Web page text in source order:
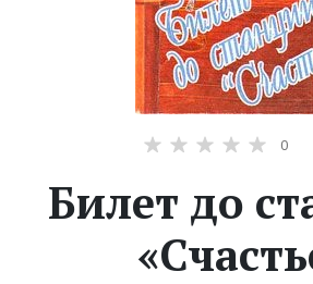
обсуждаемые
Серии
0
Билет до